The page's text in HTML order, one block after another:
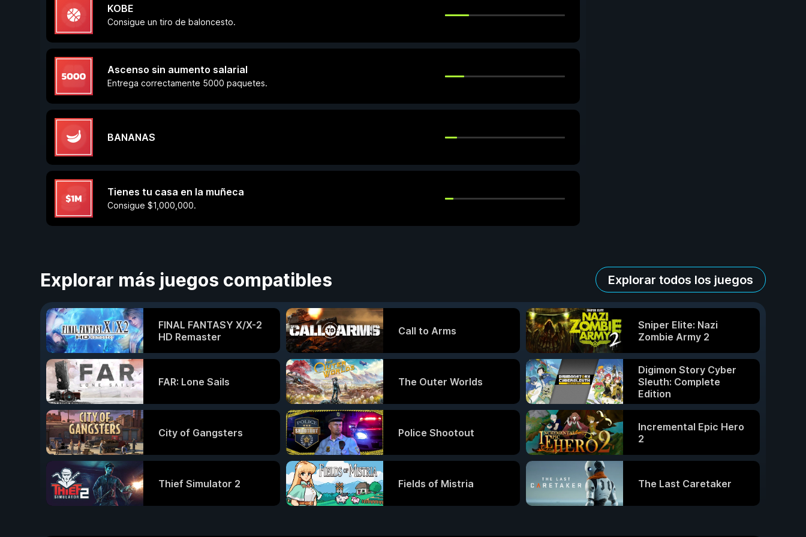
KOBE
Consigue un tiro de baloncesto.
Ascenso sin aumento salarial
Entrega correctamente 5000 paquetes.
BANANAS
Tienes tu casa en la muñeca
Consigue $1,000,000.
Explorar más juegos compatibles Explorar todos los juegos
FINAL FANTASY X/X-2
HD Remaster
Call to Arms
Sniper Elite: Nazi
Zombie Army 2
FAR: Lone Sails The Outer Worlds
Digimon Story Cyber
Sleuth: Complete
Edition
City of Gangsters Police Shootout
Incremental Epic Hero
2
Thief Simulator 2 Fields of Mistria The Last Caretaker